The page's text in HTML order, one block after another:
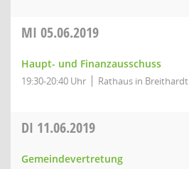
MI 05.06.2019
Haupt- und Finanzausschuss
19:30-20:40 Uhr Rathaus in Breithardt
DI 11.06.2019
Gemeindevertretung